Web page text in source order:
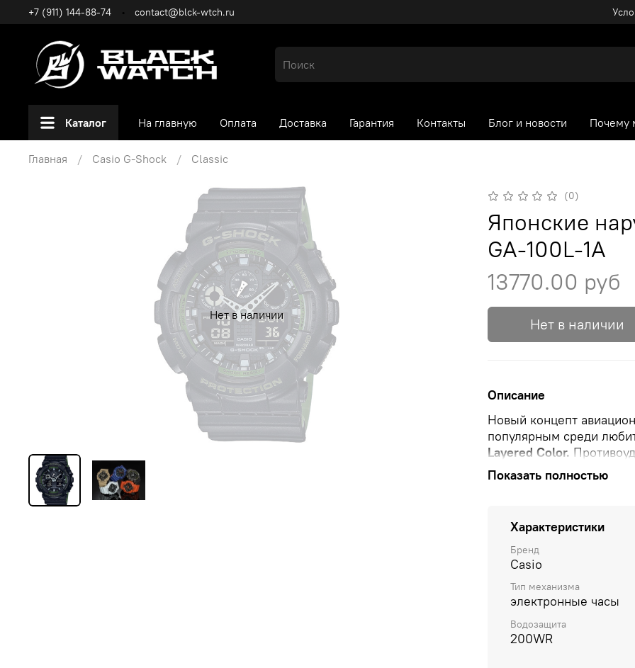
+7 (911) 144-88-74 contact@blck-wtch.ru
Каталог На главную Оплата Доставка Гарантия Контакты Блог и новости Почему
Главная Casio G-Shock Classic
Нет в наличии
(0)
Японские
GA-100L-1A
13770.00 руб
Нет в наличии
Описание
Новый концепт
популярным среди
Layered Color.
вибрации. Защищены от
светодиодом, функция
зимнее и летнее
функции.
показаний 1/1000с и
выбранной дистанции.
1мин до 24ч с
Показать полностью
Характеристики
Бренд
Casio
Тип механизма
электронные часы
Водозащита
200WR